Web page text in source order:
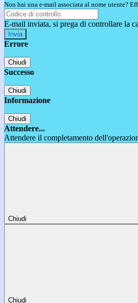
Non hai una e-mail associata al nome utente?
E-mail inviata, si prega di controllare la
Errore
Chiudi
Successo
Chiudi
Informazione
Chiudi
Attendere...
Attendere il completamento
Chiudi
Chiudi